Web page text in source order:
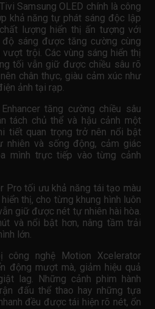
Samsung OLED chính là công
khả năng tự phát sáng độc lập
lượng hiển thị ấn tượng với
độ sáng được tăng cường cùng
trội. Các vùng sáng hiển thị
tối vẫn giữ được chiều sâu rõ
chân thực, giàu cảm xúc như
ảnh tại rạp.
tăng cường chiều sâu
tách chủ thể và hậu cảnh một
tiết quan trọng trở nên nổi bật
nhiên và sống động, cảm giác
mình trực tiếp vào từng cảnh
Pro tối ưu khả năng tái tạo màu
thị, cho từng khung hình luôn
giữ được nét tự nhiên hài hòa.
và nổi bật hơn, nâng tầm trải
lớn.
nghệ Motion Xcelerator
động mượt mà, giảm hiệu quả
lag. Những cảnh phim hành
đấu thể thao hay những tựa
đều được tái hiện rõ nét, ổn